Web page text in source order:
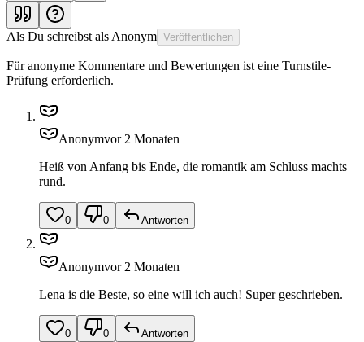
Als Du schreibst als Anonym Veröffentlichen
Für anonyme Kommentare und Bewertungen ist eine Turnstile-
Prüfung erforderlich.
Anonymvor 2 Monaten
Heiß von Anfang bis Ende, die romantik am Schluss machts
rund.
0 0 Antworten
Anonymvor 2 Monaten
Lena is die Beste, so eine will ich auch! Super geschrieben.
0 0 Antworten